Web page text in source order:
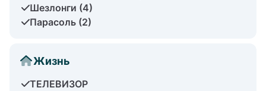
Шезлонги (4)
Парасоль (2)
Жизнь
ТЕЛЕВИЗОР